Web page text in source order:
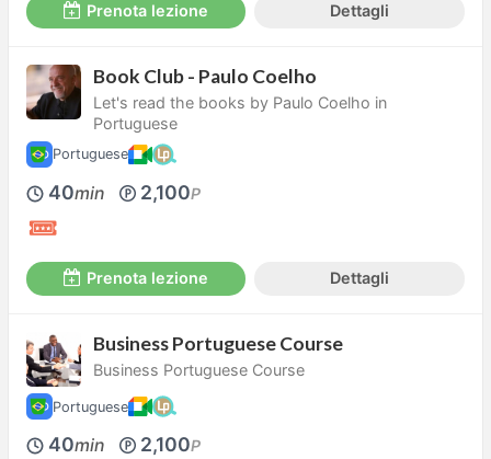
Prenota lezione Dettagli
Book Club - Paulo Coelho
Let's read the books by Paulo Coelho in
Portuguese
Portuguese
40min 2,100P
Prenota lezione Dettagli
Business Portuguese Course
Business Portuguese Course
Portuguese
40min 2,100P